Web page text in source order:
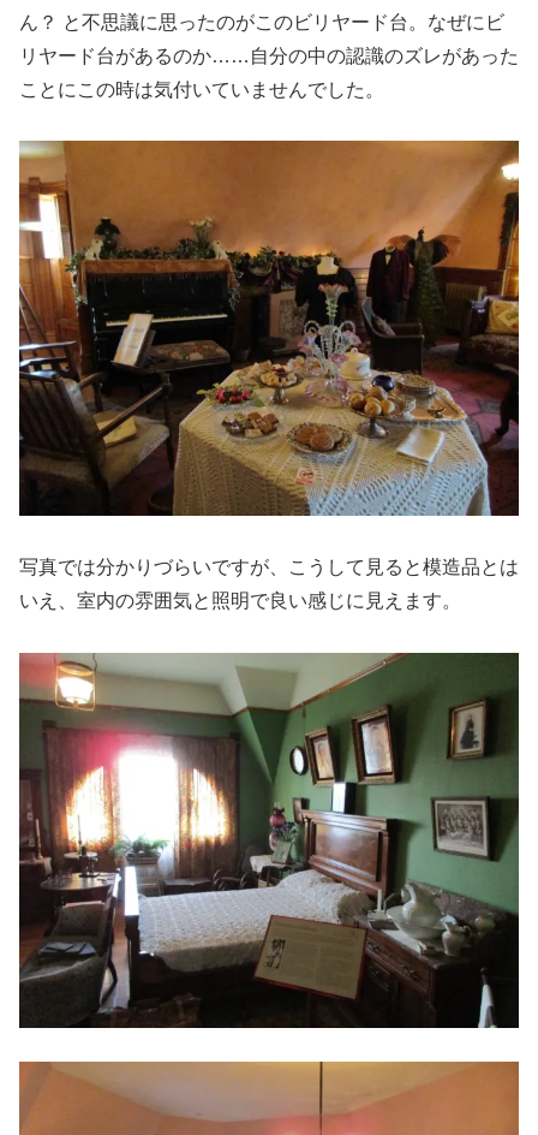
ん？ と不思議に思ったのがこのビリヤード台。なぜにビ
リヤード台があるのか……自分の中の認識のズレがあった
ことにこの時は気付いていませんでした。
写真では分かりづらいですが、こうして見ると模造品とは
いえ、室内の雰囲気と照明で良い感じに見えます。